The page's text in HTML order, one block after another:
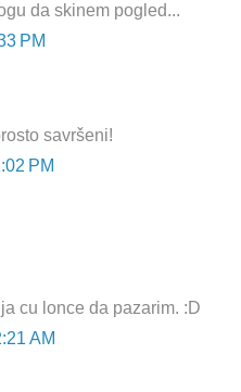
da skinem pogled...
PM
savršeni!
PM
cu lonce da pazarim. :D
AM